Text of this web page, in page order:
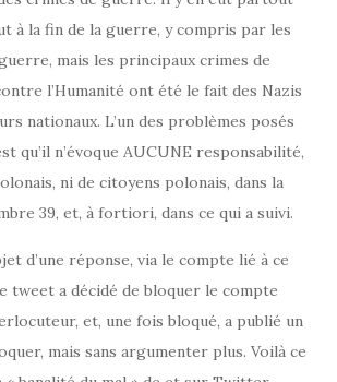
à la fin de la guerre, y compris par les
mais les principaux crimes de
l’Humanité ont été le fait des Nazis
nationaux. L’un des problèmes posés
qu’il n’évoque AUCUNE responsabilité,
ni de citoyens polonais, dans la
39, et, à fortiori, dans ce qui a suivi.
d’une réponse, via le compte lié à ce
tweet a décidé de bloquer le compte
et, une fois bloqué, a publié un
mais sans argumenter plus. Voilà ce